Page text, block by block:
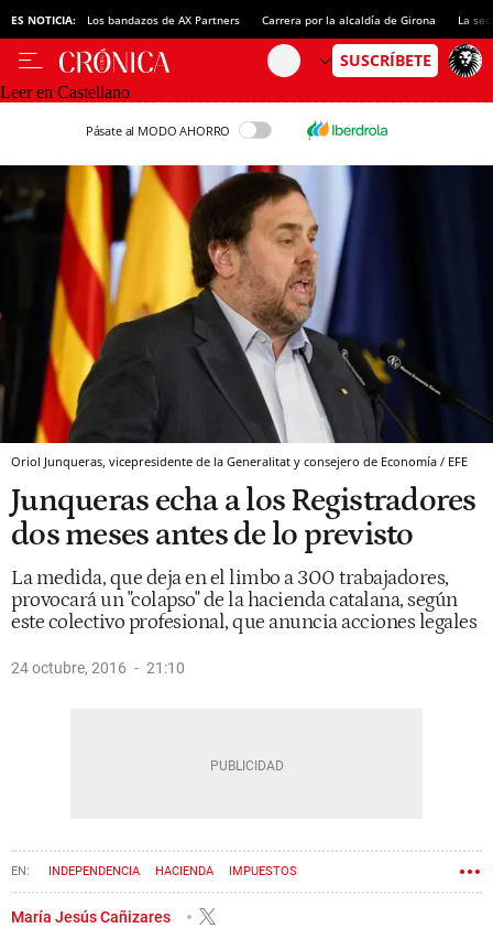
ES NOTICIA: Los bandazos de AX Partners Carrera por la alcaldía de Girona La
Leer en Castellano
Pásate al MODO AHORRO
Oriol Junqueras, vicepresidente de la Generalitat y consejero de Economía / EFE
Junqueras echa a los Registradores
dos meses antes de lo previsto
La medida, que deja en el limbo a 300 trabajadores,
provocará un "colapso" de la hacienda catalana, según
este colectivo profesional, que anuncia acciones legales
24 octubre, 2016 21:10
INDEPENDENCIA HACIENDA IMPUESTOS
GENERALITAT DE CATALUÑA ORIOL JUNQUERAS
María Jesús Cañizares